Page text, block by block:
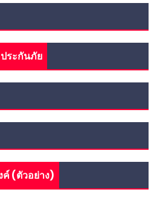
ประกันภัย
(ตัวอย่าง)